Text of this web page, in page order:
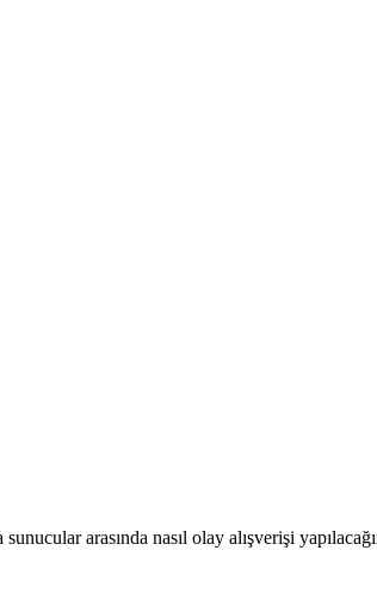
arasında nasıl olay alışverişi